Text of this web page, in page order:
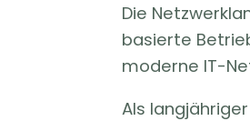
Die
basierte
moderne IT-
Als